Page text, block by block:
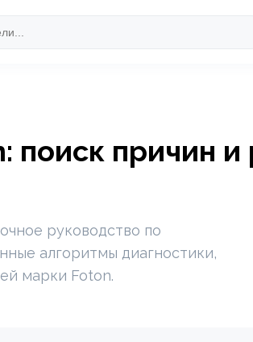
поиск причин
руководство по
алгоритмы диагностики,
марки Foton.